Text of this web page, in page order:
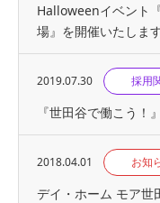
Halloweenイベント
場』を開催いたしま
2019.07.30 採用
『世⽥⾕で働こう！
2018.04.01 お知
デイ・ホーム モア世